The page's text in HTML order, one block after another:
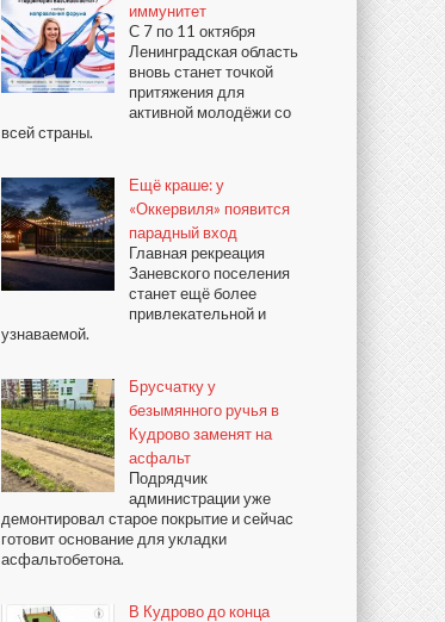
иммунитет
С 7 по 11 октября
Ленинградская область
вновь станет точкой
притяжения для
активной молодёжи со
всей страны.
Ещё краше: у
«Оккервиля» появится
парадный вход
Главная рекреация
Заневского поселения
станет ещё более
привлекательной и
узнаваемой.
Брусчатку у
безымянного ручья в
Кудрово заменят на
асфальт
Подрядчик
администрации уже
демонтировал старое покрытие и сейчас
готовит основание для укладки
асфальтобетона.
В Кудрово до конца